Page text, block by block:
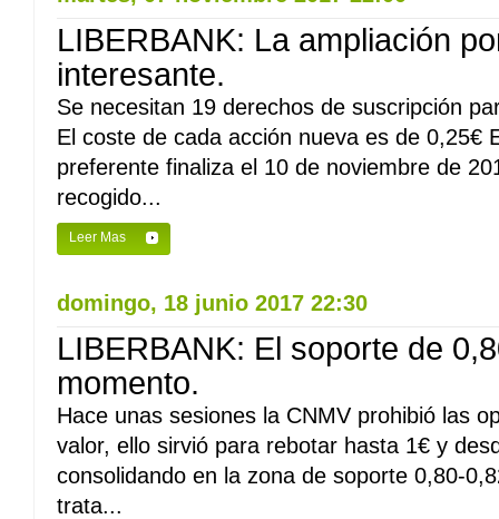
LIBERBANK: La ampliación
interesante.
Se necesitan 19 derechos de suscripción
El coste de cada acción nueva es de 0,25€
preferente finaliza el 10 de noviembre de
recogido...
Leer Mas
domingo, 18 junio 2017 22:30
LIBERBANK: El soporte de
momento.
Hace unas sesiones la CNMV prohibió las
valor, ello sirvió para rebotar hasta 1€ y
consolidando en la zona de soporte 0,80-
trata...